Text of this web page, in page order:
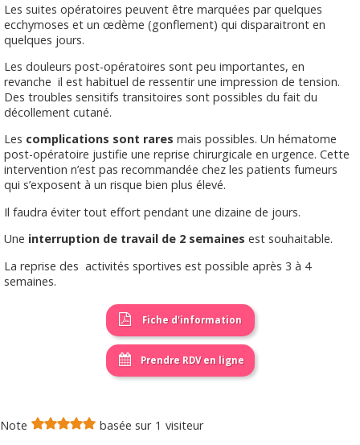
Les suites opératoires peuvent être marquées par quelques
ecchymoses et un œdème (gonflement) qui disparaitront en
quelques jours.
Les douleurs post-opératoires sont peu importantes, en
revanche il est habituel de ressentir une impression de tension.
Des troubles sensitifs transitoires sont possibles du fait du
décollement cutané.
Les complications sont rares mais possibles. Un hématome
post-opératoire justifie une reprise chirurgicale en urgence. Cette
intervention n’est pas recommandée chez les patients fumeurs
qui s’exposent à un risque bien plus élevé.
Il faudra éviter tout effort pendant une dizaine de jours.
Une interruption de travail de 2 semaines est souhaitable.
La reprise des activités sportives est possible après 3 à 4
semaines.
Fiche d'information
Prendre RDV en ligne
Note basée sur 1 visiteur